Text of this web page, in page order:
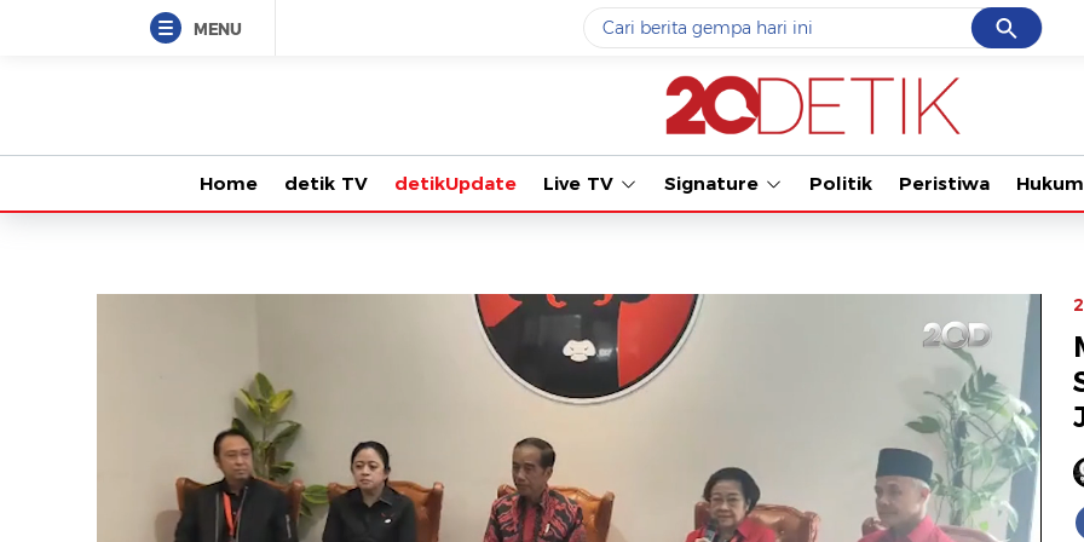
MENU Cancel
Yang sedang ramai dicari
data live draw sgp
#3prabowo
#5gempa hari ini
Promoted
Tonton kabar
Home detik TV detikUpdate Live TV Signature Politik Peristiwa Hukum